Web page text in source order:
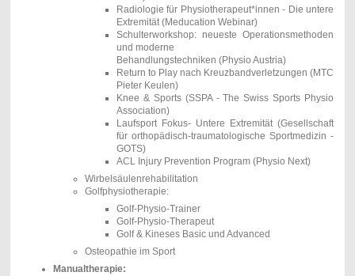
Radiologie für Physiotherapeut*innen - Die untere
Extremität (Meducation Webinar)
Schulterworkshop: neueste Operationsmethoden
und moderne
Behandlungstechniken (Physio Austria)
Return to Play nach Kreuzbandverletzungen (MTC
Pieter Keulen)
Knee & Sports (SSPA - The Swiss Sports Physio
Association)
Laufsport Fokus- Untere Extremität (Gesellschaft
für orthopädisch-traumatologische Sportmedizin -
GOTS)
ACL Injury Prevention Program (Physio Next)
Wirbelsäulenrehabilitation
Golfphysiotherapie:
Golf-Physio-Trainer
Golf-Physio-Therapeut
Golf & Kineses Basic und Advanced
Osteopathie im Sport
Manualtherapie: